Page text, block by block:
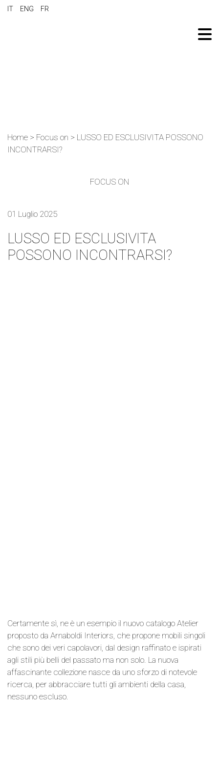
IT ENG FR
Home > Focus on > LUSSO ED ESCLUSIVITA POSSONO
INCONTRARSI?
FOCUS ON
01 Luglio 2025
LUSSO ED ESCLUSIVITA
POSSONO INCONTRARSI?
Certamente sì, ne è un esempio il nuovo catalogo Atelier
proposto da Arnaboldi Interiors, che propone mobili singoli
che sono dei veri capolavori, dal design raffinato e ispirati
agli stili più belli del passato ma non solo. La nuova
affascinante collezione nasce da uno sforzo di notevole
ricerca, per abbracciare tutti gli ambienti della casa,
nessuno escluso.